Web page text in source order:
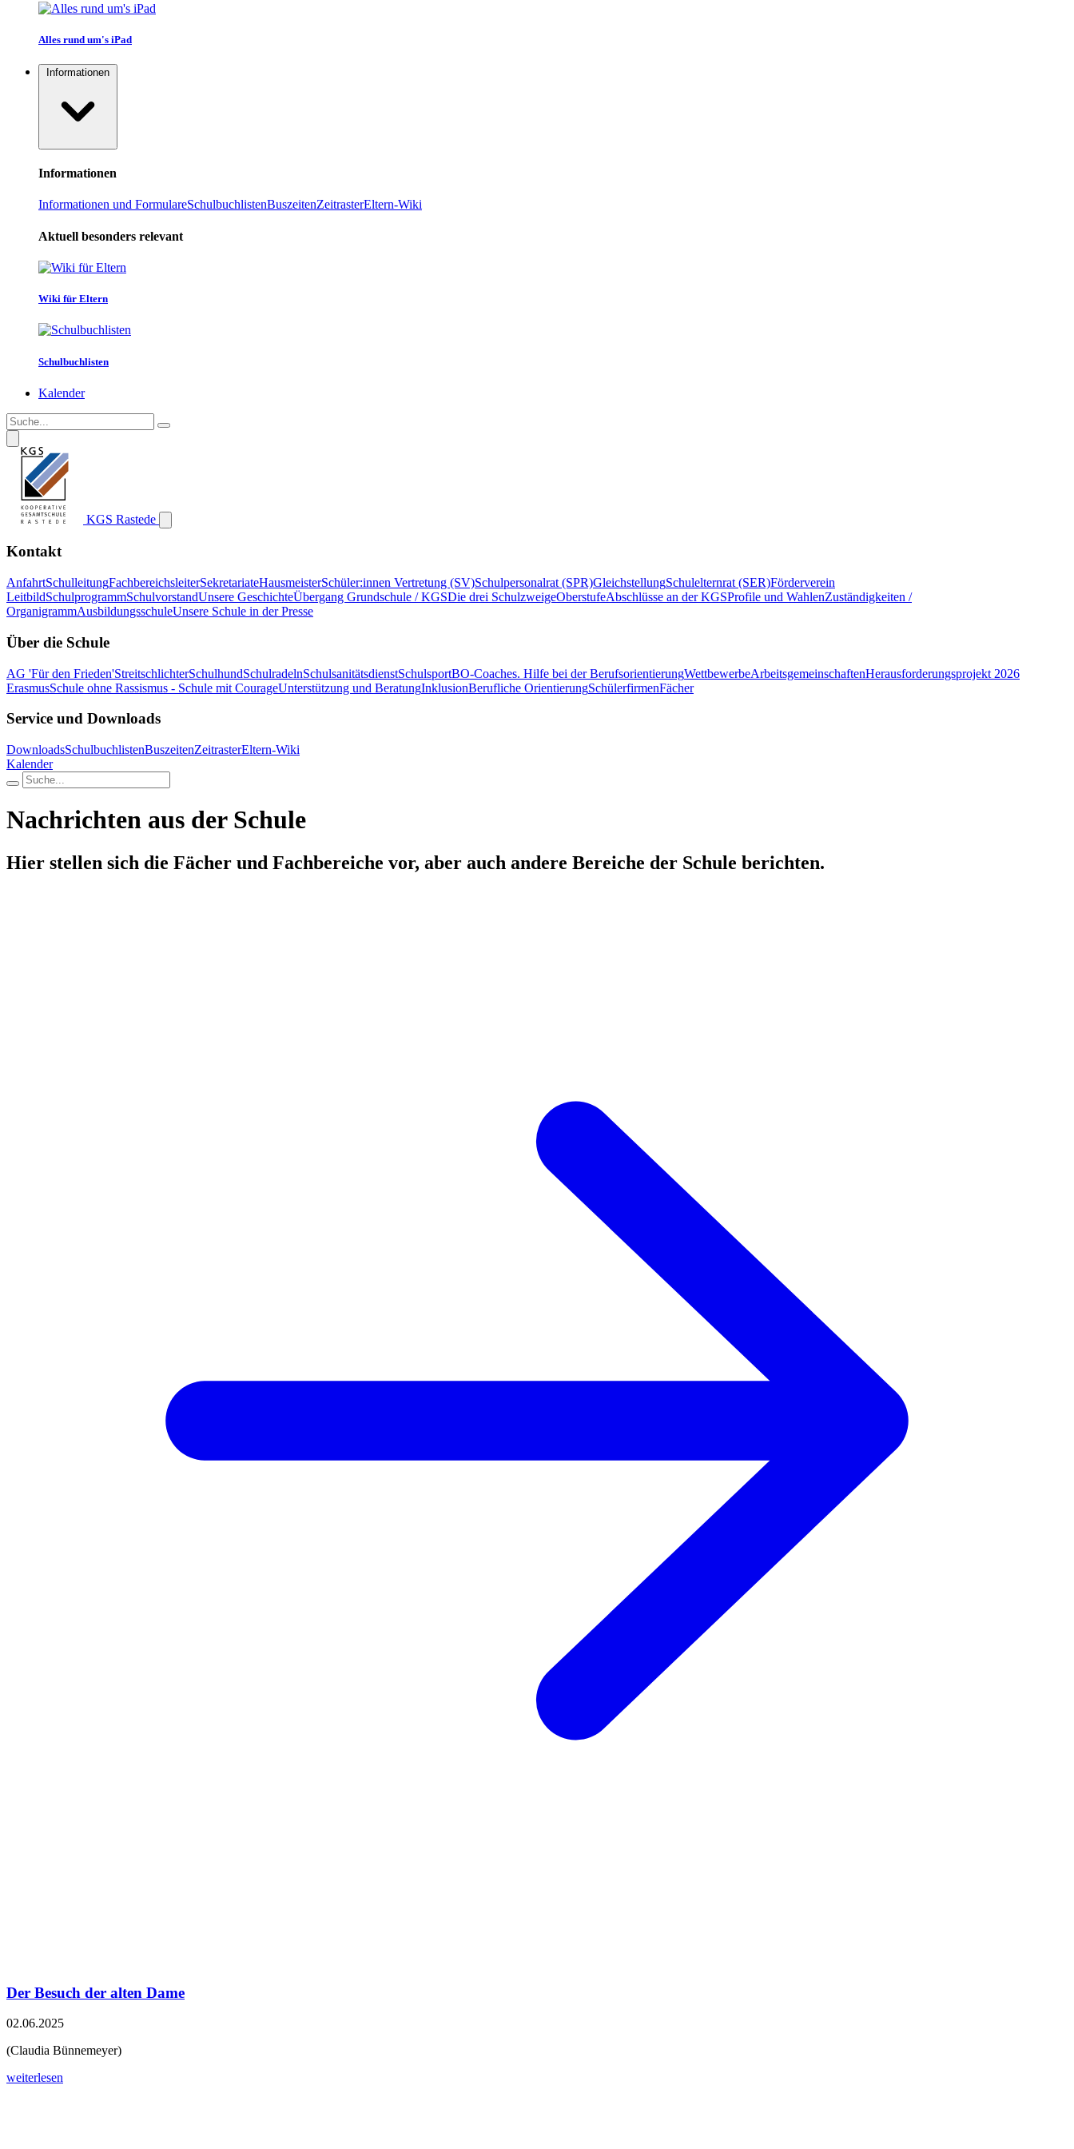
Alles rund um's iPad
Informationen
Informationen
Informationen und FormulareSchulbuchlistenBuszeitenZeitrasterEltern-Wiki
Aktuell besonders relevant
Wiki für Eltern
Schulbuchlisten
Kalender
KGS Rastede
Kontakt
AnfahrtSchulleitungFachbereichsleiterSekretariateHausmeisterSchüler:innen Vertretung (SV)Schulpersonalrat (SPR)GleichstellungSchulelternrat (SER)Förderverein
LeitbildSchulprogrammSchulvorstandUnsere GeschichteÜbergang Grundschule / KGSDie drei SchulzweigeOberstufeAbschlüsse an der KGSProfile und WahlenZuständigkeiten /
OrganigrammAusbildungsschuleUnsere Schule in der Presse
Über die Schule
AG 'Für den Frieden'StreitschlichterSchulhundSchulradelnSchulsanitätsdienstSchulsportBO-Coaches. Hilfe bei der BerufsorientierungWettbewerbeArbeitsgemeinschaftenHerausforderungsprojekt 2026
ErasmusSchule ohne Rassismus - Schule mit CourageUnterstützung und BeratungInklusionBerufliche OrientierungSchülerfirmenFächer
Service und Downloads
DownloadsSchulbuchlistenBuszeitenZeitrasterEltern-Wiki
Kalender
Nachrichten aus der Schule
Hier stellen sich die Fächer und Fachbereiche vor, aber auch andere Bereiche der Schule berichten.
Der Besuch der alten Dame
02.06.2025
(Claudia Bünnemeyer)
weiterlesen